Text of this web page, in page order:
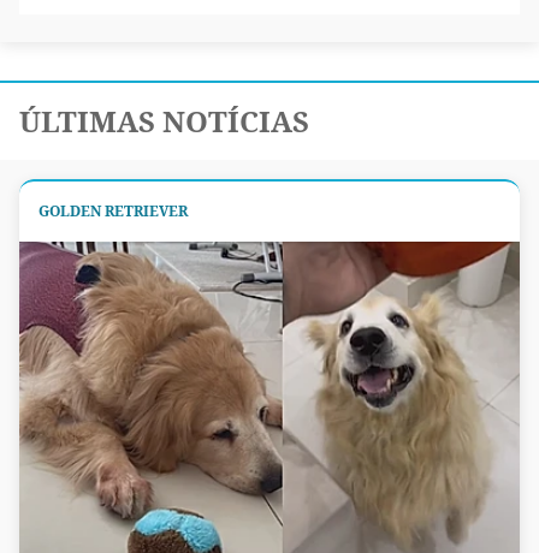
ÚLTIMAS NOTÍCIAS
GOLDEN RETRIEVER